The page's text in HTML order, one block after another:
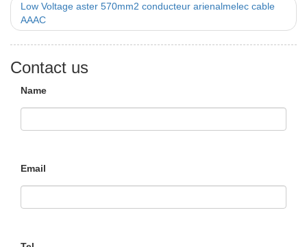
Low Voltage aster 570mm2 conducteur arienalmelec cable
AAAC
Contact us
Name
Email